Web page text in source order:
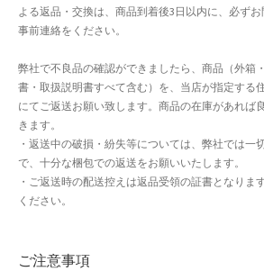
カート
クイック注文フォーム
クリスマス特集
サマーセール
よる返品・交換は、商品到着後3日以内に、必ず
事前連絡をください。
弊社で不良品の確認ができましたら、商品（外箱
書・取扱説明書すべて含む）を、当店が指定する
にてご返送お願い致します。商品の在庫があれば
きます。
・返送中の破損・紛失等については、弊社では一
で、十分な梱包での返送をお願いいたします。
・ご返送時の配送控えは返品受領の証書となりま
ください。
ご注意事項